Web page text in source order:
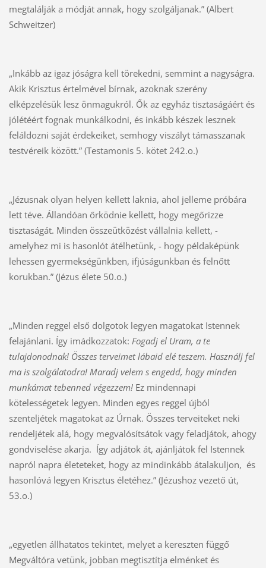
megtalálják a módját annak, hogy szolgáljanak.” (Albert
Schweitzer)
„Inkább az igaz jóságra kell törekedni, semmint a nagyságra.
Akik Krisztus értelmével bírnak, azoknak szerény
elképzelésük lesz önmagukról. Ők az egyház tisztaságáért és
jólétéért fognak munkálkodni, és inkább készek lesznek
feláldozni saját érdekeiket, semhogy viszályt támasszanak
testvéreik között.” (Testamonis 5. kötet 242.o.)
„Jézusnak olyan helyen kellett laknia, ahol jelleme próbára
lett téve. Állandóan őrködnie kellett, hogy megőrizze
tisztaságát. Minden összeütközést vállalnia kellett, -
amelyhez mi is hasonlót átélhetünk, - hogy példaképünk
lehessen gyermekségünkben, ifjúságunkban és felnőtt
korukban.” (Jézus élete 50.o.)
„Minden reggel első dolgotok legyen magatokat Istennek
felajánlani. Így imádkozzatok: Fogadj el Uram, a te
tulajdonodnak! Összes terveimet lábaid elé teszem. Használj fel
ma is szolgálatodra! Maradj velem s engedd, hogy minden
munkámat tebenned végezzem!Ez mindennapi
kötelességetek legyen. Minden egyes reggel újból
szenteljétek magatokat az Úrnak. Összes terveiteket neki
rendeljétek alá, hogy megvalósítsátok vagy feladjátok, ahogy
gondviselése akarja. Így adjátok át, ajánljátok fel Istennek
napról napra életeteket, hogy az mindinkább átalakuljon, és
hasonlóvá legyen Krisztus életéhez.” (Jézushoz vezető út,
53.o.)
„egyetlen állhatatos tekintet, melyet a kereszten függő
Megváltóra vetünk, jobban megtisztítja elménket és